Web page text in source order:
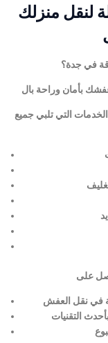
لنقل منزلك
في جدة؟
التي تلبي جميع